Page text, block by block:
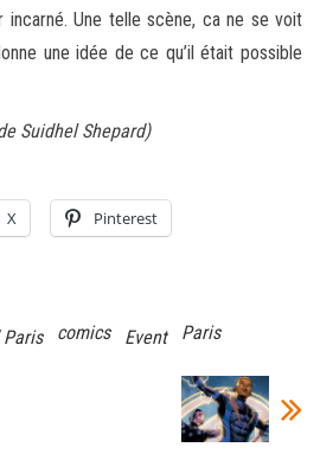
incarné. Une telle scène, ca ne se voit
une idée de ce qu’il était possible
Suidhel Shepard)
X Pinterest
Paris comics Event Paris